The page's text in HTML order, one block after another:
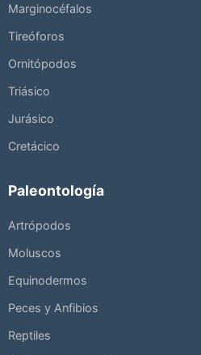
Marginocéfalos
Tireóforos
Ornitópodos
Triásico
Jurásico
Cretácico
Paleontología
Artrópodos
Moluscos
Equinodermos
Peces y Anfibios
Reptiles